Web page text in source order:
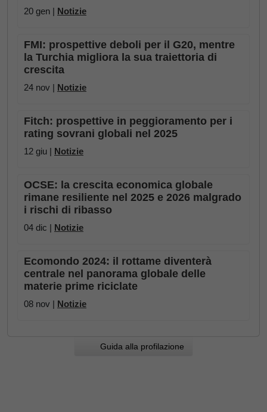
20 gen | Notizie
FMI: prospettive deboli per il G20, mentre
la Turchia migliora la sua traiettoria di
crescita
24 nov | Notizie
Fitch: prospettive in peggioramento per i
rating sovrani globali nel 2025
12 giu | Notizie
OCSE: la crescita economica globale
rimane resiliente nel 2025 e 2026 malgrado
i rischi di ribasso
04 dic | Notizie
Ecomondo 2024: il rottame diventerà
centrale nel panorama globale delle
materie prime riciclate
08 nov | Notizie
Guida alla profilazione